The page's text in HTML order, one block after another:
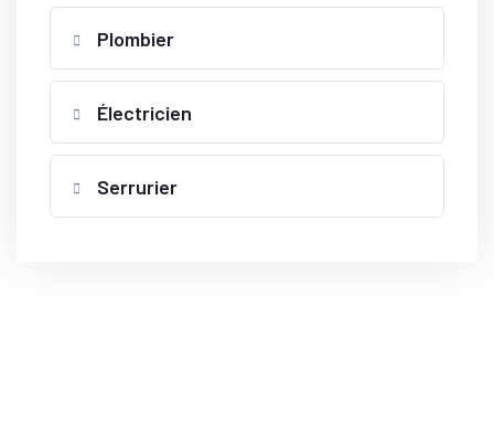
Plombier
Électricien
Serrurier